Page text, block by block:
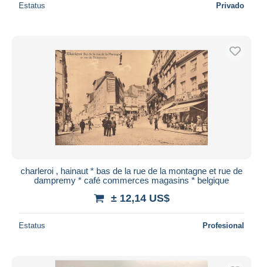
Estatus Privado
charleroi , hainaut * bas de la rue de la montagne et rue de
dampremy * café commerces magasins * belgique
± 12,14 US$
Estatus Profesional